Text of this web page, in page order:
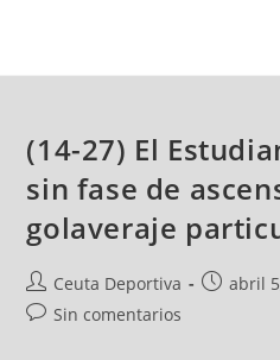
(14-27) El
sin fase de
golaveraje
Ceuta Deportiva abril
Sin comentarios